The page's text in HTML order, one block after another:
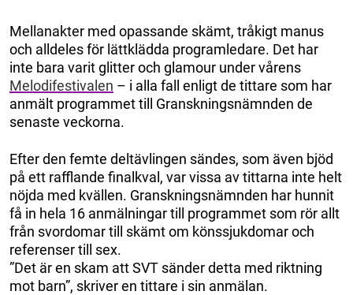
Mellanakter med opassande skämt, tråkigt manus
och alldeles för lättklädda programledare. Det har
inte bara varit glitter och glamour under vårens
Melodifestivalen – i alla fall enligt de tittare som har
anmält programmet till Granskningsnämnden de
senaste veckorna.
Efter den femte deltävlingen sändes, som även bjöd
på ett rafflande finalkval, var vissa av tittarna inte helt
nöjda med kvällen. Granskningsnämnden har hunnit
få in hela 16 anmälningar till programmet som rör allt
från svordomar till skämt om könssjukdomar och
referenser till sex.
”Det är en skam att SVT sänder detta med riktning
mot barn”, skriver en tittare i sin anmälan.